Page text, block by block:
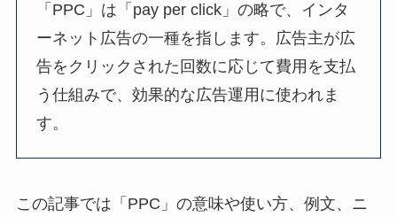
「PPC」は「pay per click」の略で、インタ
ーネット広告の一種を指します。広告主が広
告をクリックされた回数に応じて費用を支払
う仕組みで、効果的な広告運用に使われま
す。
この記事では「PPC」の意味や使い方、例文、ニ